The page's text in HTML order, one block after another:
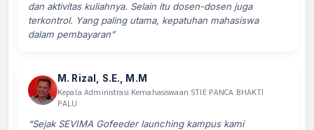
dan aktivitas kuliahnya. Selain itu dosen-dosen juga
terkontrol. Yang paling utama, kepatuhan mahasiswa
dalam pembayaran”
M. Rizal, S.E., M.M
Kepala Administrasi Kemahasiswaan STIE PANCA BHAKTI
PALU
“Sejak SEVIMA Gofeeder launching kampus kami